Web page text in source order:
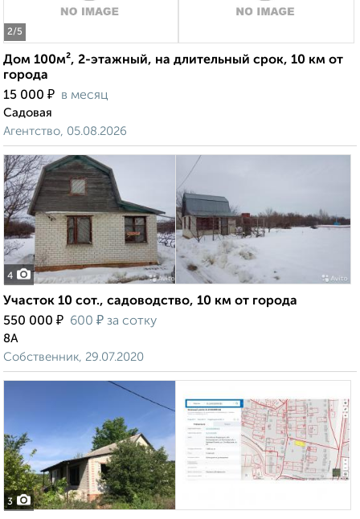
2/5
Дом 100м², 2-этажный, на длительный срок, 10 км от
города
15 000 ₽ в месяц
Садовая
Агентство, 05.08.2026
4
Участок 10 сот., садоводство, 10 км от города
550 000 ₽ 600 ₽ за сотку
8А
Собственник, 29.07.2020
3